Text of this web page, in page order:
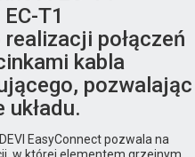
T1
połączeń
kabla
pozwalając
układu.
EasyConnect pozwala na